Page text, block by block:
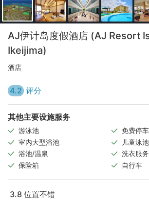
AJ伊计岛度假酒店 (AJ Resort
Ikeijima)
酒店
4.2 评分
其他主要设施服务
游泳池
免费停车
室内大型浴池
儿童泳池
浴池/温泉
洗衣服务
保险箱
自行车
3.8 位置不错